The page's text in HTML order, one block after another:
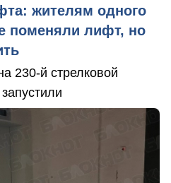
жителям одного
поменяли лифт, но
230-й стрелковой